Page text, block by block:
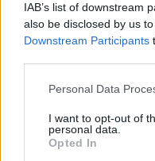
IAB’s list of downstream
also be disclosed by us
Downstream Participants
Please note that this
not limited to your visit or
grant or deny consent to
use your data for below
Personal Data
I want to opt-out of
personal data.
Opted In
Itt állíthatod
keresőben
glamour.hu